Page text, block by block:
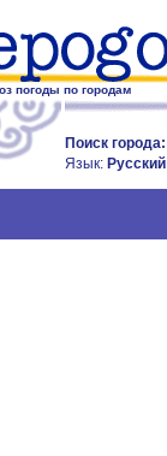
погоды по городам
Поиск города:
Язык: Русский